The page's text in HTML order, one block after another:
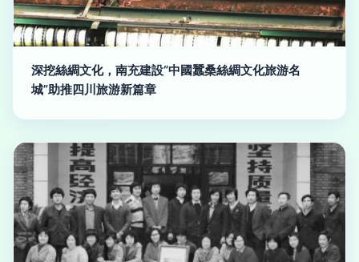
深挖絲綢文化，南充建設“中國蠶桑絲綢文化旅游名
城”助推四川旅游新篇章